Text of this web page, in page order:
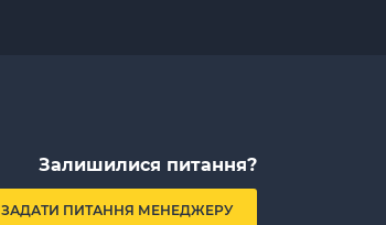
Залишилися питання?
ЗАДАТИ ПИТАННЯ МЕНЕДЖЕРУ